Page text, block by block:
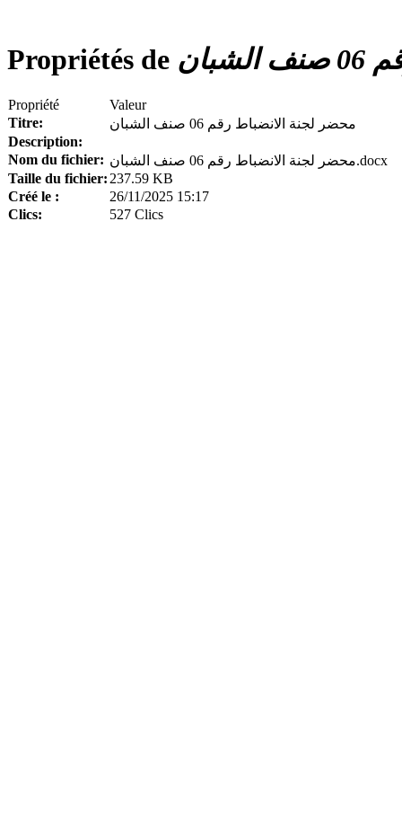
Propriétés de
Propriété
Valeur
Titre:
محضر لجنة الانضباط رقم 06 صنف الشبان
Description:
Nom du fichier:
محضر لجنة الانضباط رقم 06 صنف الشبان.docx
Taille du fichier: 237.59 KB
Créé le :
26/11/2025 15:17
Clics:
527 Clics